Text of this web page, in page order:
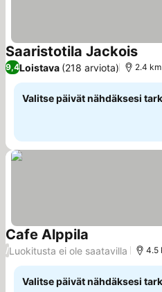
Saaristotila Jackois
9,4Loistava (218 arviota) 2.4
Valitse päivät nähdäksesi
Cafe Alppila Katso hinnat
/Luokitusta ei ole saatavilla 4.5
Valitse päivät nähdäksesi